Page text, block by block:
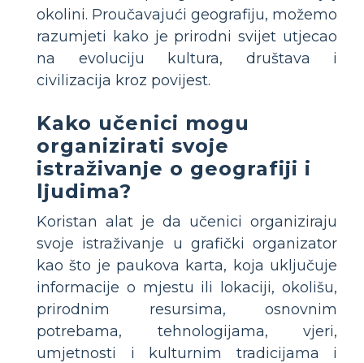
okolini. Proučavajući geografiju, možemo
razumjeti kako je prirodni svijet utjecao
na evoluciju kultura, društava i
civilizacija kroz povijest.
Kako učenici mogu
organizirati svoje
istraživanje o geografiji i
ljudima?
Koristan alat je da učenici organiziraju
svoje istraživanje u grafički organizator
kao što je paukova karta, koja uključuje
informacije o mjestu ili lokaciji, okolišu,
prirodnim resursima, osnovnim
potrebama, tehnologijama, vjeri,
umjetnosti i kulturnim tradicijama i